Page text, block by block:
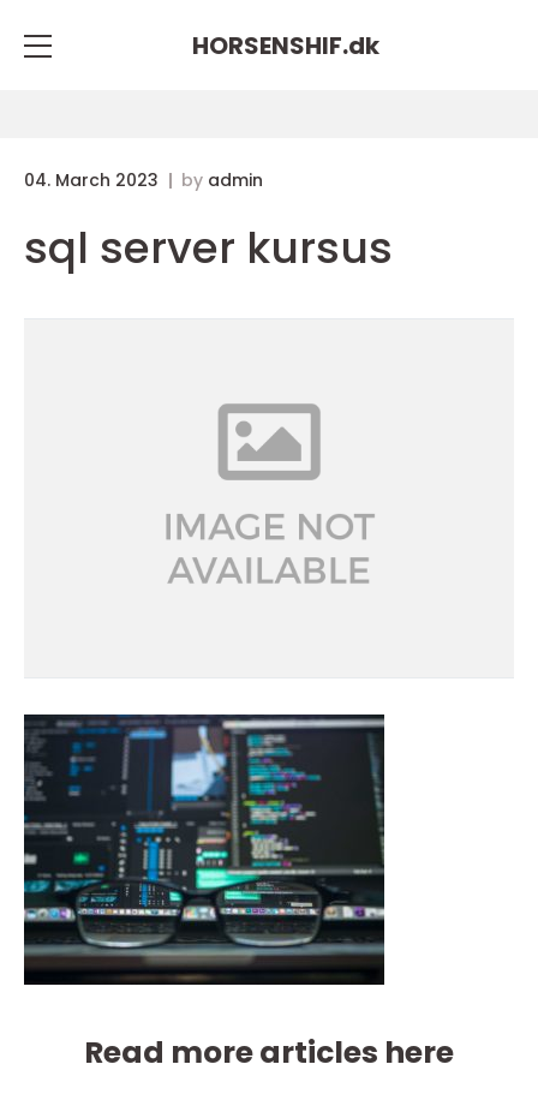
HORSENSHIF.dk
04. March 2023 by admin
sql server kursus
Read more articles here